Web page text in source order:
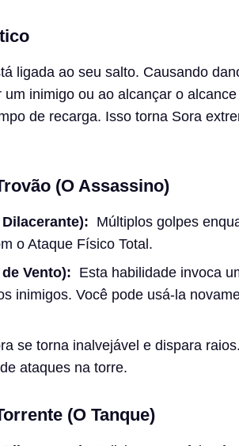
ligada ao seu salto. Causando
inimigo ou ao alcançar o
de recarga. Isso torna Sora
(O Assassino)
Múltiplos golpes
o Ataque Físico Total.
Vento): Esta habilidade invoca
inimigos. Você pode usá-la
se torna inalvejável e dispara
ataques na torre.
(O Tanque)